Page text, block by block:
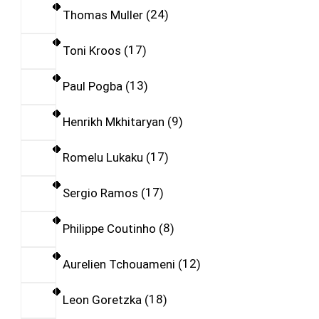
Thomas Muller 24
Toni Kroos 17
Paul Pogba 13
Henrikh Mkhitaryan 9
Romelu Lukaku 17
Sergio Ramos 17
Philippe Coutinho 8
Aurelien Tchouameni 12
Leon Goretzka 18